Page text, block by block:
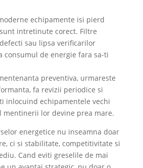
echipamente isi pierd
intretinute corect. Filtre
sau lipsa verificarilor
consumul de energie fara sa-ti
preventiva, urmareste
fa revizii periodice si
inlocuind echipamentele vechi
mentinerii lor devine prea mare.
energetice nu inseamna doar
ci si stabilitate, competitivitate si
Cand eviti greselile de mai